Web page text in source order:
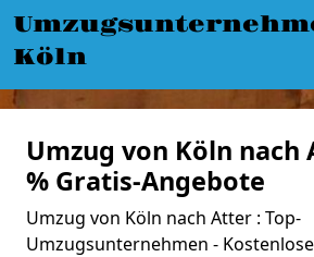
Köln
Umzug von Köln
% Gratis-Angebote
Umzug von Köln nach Atter : Top-
Umzugsunternehmen -